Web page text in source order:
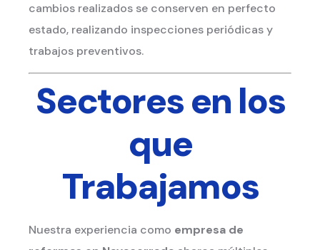
cambios realizados se conserven en perfecto
estado, realizando inspecciones periódicas y
trabajos preventivos.
Sectores en los
que
Trabajamos
Nuestra experiencia como empresa de